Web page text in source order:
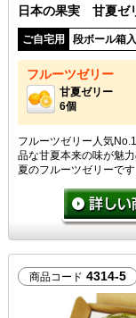
日本の果実 甘夏ゼ
ご自宅用 段ボール箱
フルーツゼリー
甘夏ゼリー
6個
フルーツゼリー人気
品な甘夏本来の味が魅
夏のフルーツゼリーです
商品コード 4314-5